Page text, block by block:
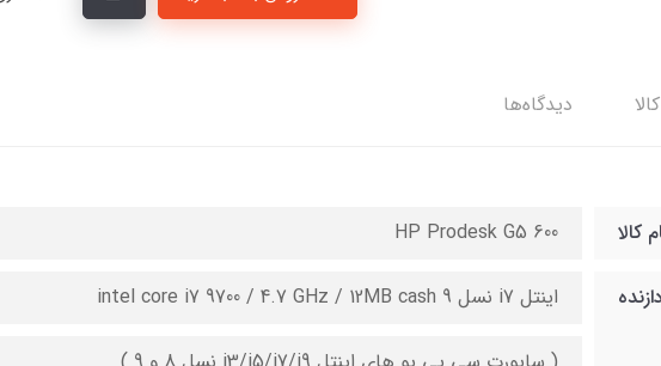
دیدگاه‌ها
کالا HP Prodesk G5 600
اینتل i7 نسل 9 intel core i7 9700 / 4.7 GHz / 12MB cash